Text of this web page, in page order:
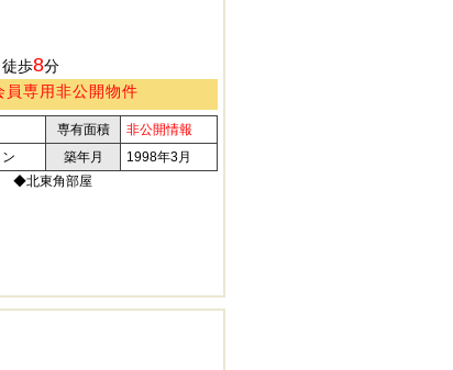
徒歩8分
員専用非公開物件
専有面積
非公開情報
築年月
1998年3月
◆北東角部屋